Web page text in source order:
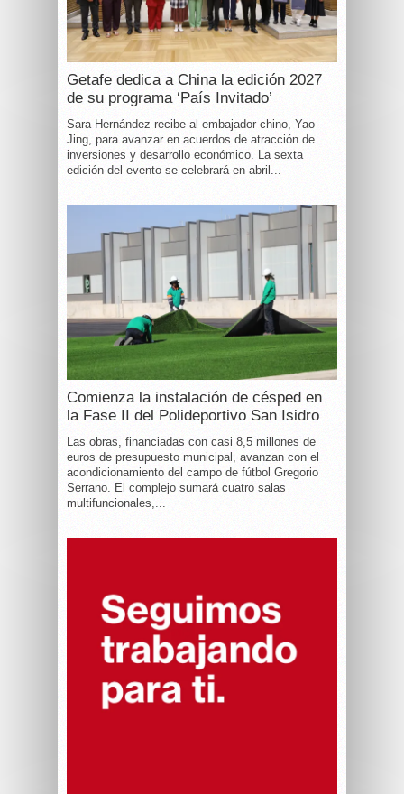
Getafe dedica a China la edición 2027
de su programa ‘País Invitado’
Sara Hernández recibe al embajador chino, Yao
Jing, para avanzar en acuerdos de atracción de
inversiones y desarrollo económico. La sexta
edición del evento se celebrará en abril...
Comienza la instalación de césped en
la Fase II del Polideportivo San Isidro
Las obras, financiadas con casi 8,5 millones de
euros de presupuesto municipal, avanzan con el
acondicionamiento del campo de fútbol Gregorio
Serrano. El complejo sumará cuatro salas
multifuncionales,...